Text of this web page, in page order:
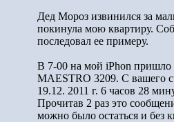
Дед Мороз извинился за
покинула мою квартиру.
последовал ее примеру.
В 7-00 на мой iPhon пришло
MAESTRO 3209. С вашего
19.12. 2011 г. 6 часов 28
Прочитав 2 раз это
можно было остаться и без